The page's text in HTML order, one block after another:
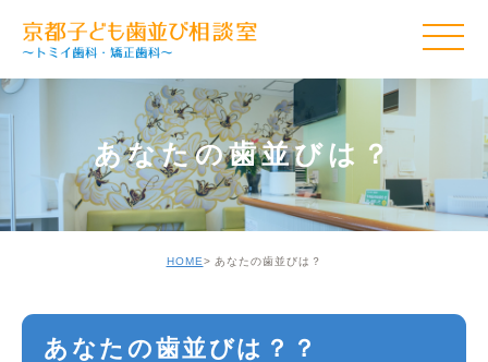
あなたの歯並びは？
HOME あなたの歯並びは？
あなたの歯並びは？？